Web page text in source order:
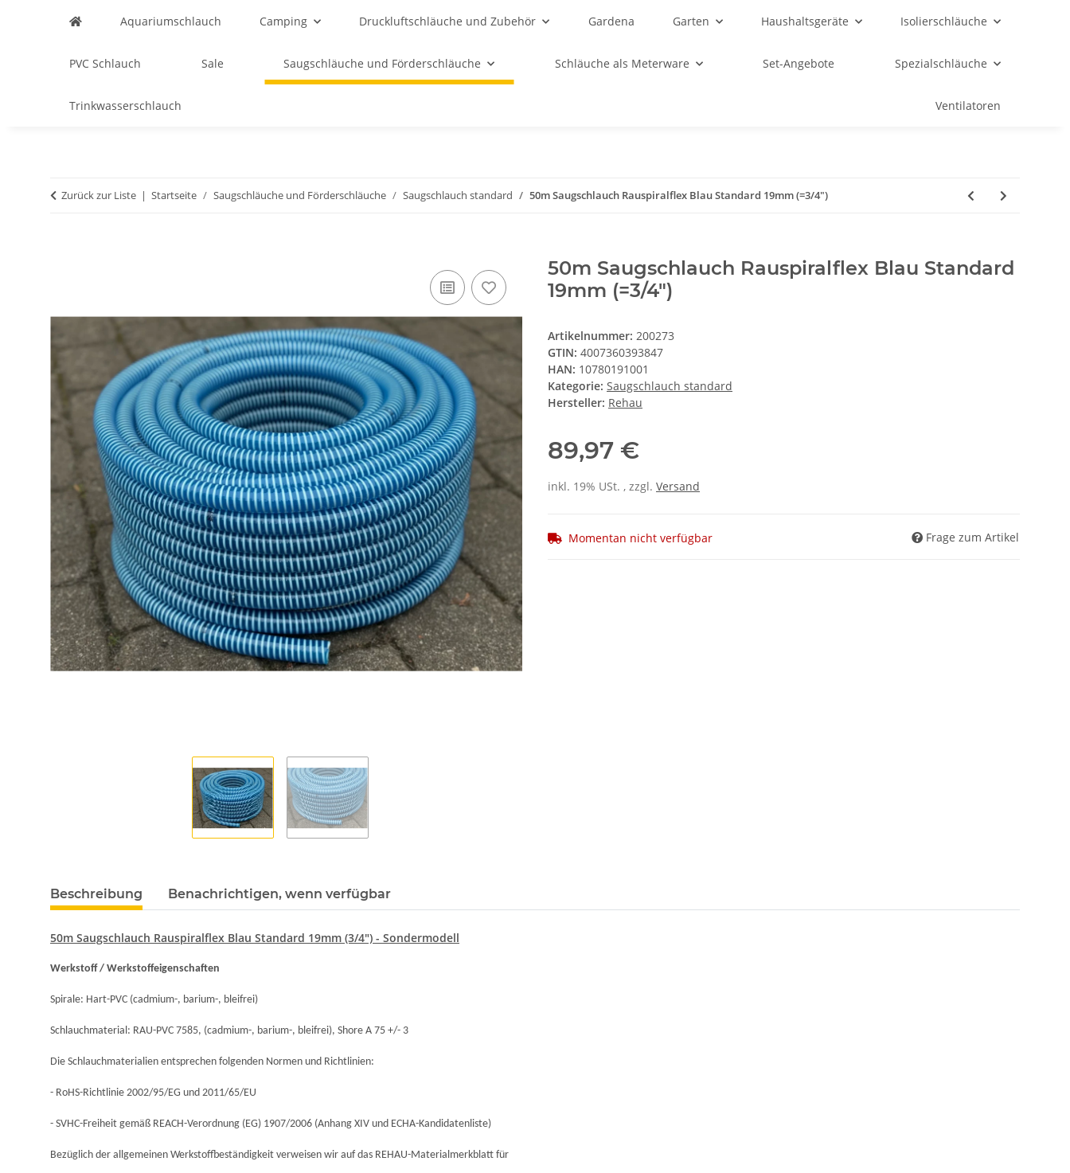
Aquariumschlauch Camping Druckluftschläuche und Zubehör Gardena Garten Haushaltsgeräte Isolierschläuche
PVC Schlauch Sale Saugschläuche und Förderschläuche Schläuche als Meterware Set-Angebote Spezialschläuche
Trinkwasserschlauch Ventilatoren
Zurück zur Liste Startseite Saugschläuche und Förderschläuche Saugschlauch standard 50m Saugschlauch Rauspiralflex Blau Standard 19mm (=3/4")
50m Saugschlauch Rauspiralflex Blau Standard
19mm (=3/4")
Artikelnummer: 200273
GTIN: 4007360393847
HAN: 10780191001
Kategorie: Saugschlauch standard
Hersteller: Rehau
89,97 €
inkl. 19% USt. , zzgl. Versand
Momentan nicht verfügbar Frage zum Artikel
Beschreibung Benachrichtigen, wenn verfügbar
50m Saugschlauch Rauspiralflex Blau Standard 19mm (3/4") - Sondermodell
Werkstoff / Werkstoffeigenschaften
Spirale: Hart-PVC (cadmium-, barium-, bleifrei)
Schlauchmaterial: RAU-PVC 7585, (cadmium-, barium-, bleifrei), Shore A 75 +/- 3
Die Schlauchmaterialien entsprechen folgenden Normen und Richtlinien:
- RoHS-Richtlinie 2002/95/EG und 2011/65/EU
- SVHC-Freiheit gemäß REACH-Verordnung (EG) 1907/2006 (Anhang XIV und ECHA-Kandidatenliste)
Bezüglich der allgemeinen Werkstoffbeständigkeit verweisen wir auf das REHAU-Materialmerkblatt für